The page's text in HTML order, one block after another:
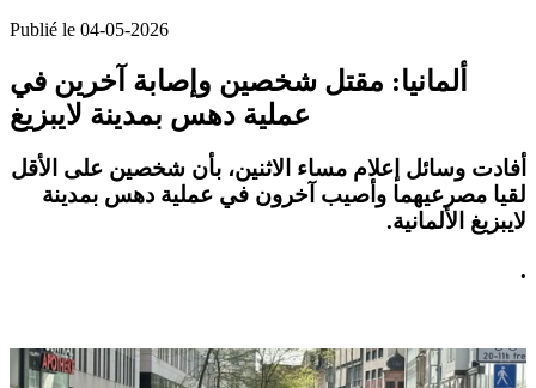
Publié le 04-05-2026
ألمانيا: مقتل شخصين وإصابة آخرين في
عملية دهس بمدينة لايبزيغ
أفادت وسائل إعلام مساء الاثنين، بأن شخصين على الأقل
لقيا مصرعيهما وأصيب آخرون في عملية دهس بمدينة
لايبزيغ الألمانية.
.